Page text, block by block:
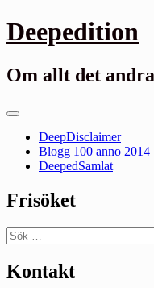
Gå
till
Deepedition
Om allt det
Primär
DeepDisclaimer
Blogg 100 anno 2014
DeepedSamlat
Frisöket
Sök
efter:
Kontakt